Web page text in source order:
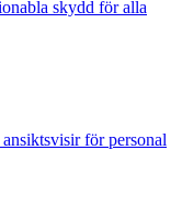
skydd för alla
för personal